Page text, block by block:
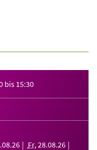
bis 15:30
.08.26 Fr, 28.08.26